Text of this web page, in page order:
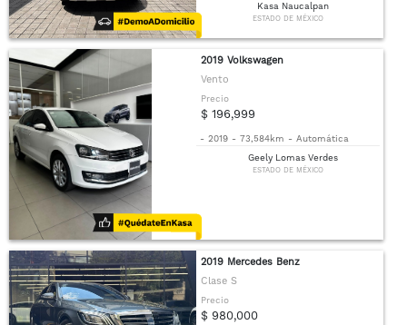
Kasa Naucalpan
ESTADO DE MÉXICO
2019 Volkswagen
Vento
Precio
$ 196,999
- 2019 - 73,584km - Automática
Geely Lomas Verdes
ESTADO DE MÉXICO
2019 Mercedes Benz
Clase S
Precio
$ 980,000